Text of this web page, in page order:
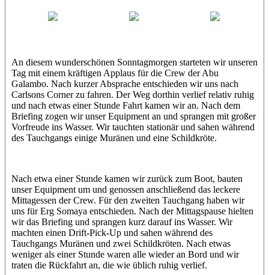
An diesem wunderschönen Sonntagmorgen starteten wir unseren
Tag mit einem kräftigen Applaus für die Crew der Abu
Galambo. Nach kurzer Absprache entschieden wir uns nach
Carlsons Corner zu fahren. Der Weg dorthin verlief relativ ruhig
und nach etwas einer Stunde Fahrt kamen wir an. Nach dem
Briefing zogen wir unser Equipment an und sprangen mit großer
Vorfreude ins Wasser. Wir tauchten stationär und sahen während
des Tauchgangs einige Muränen und eine Schildkröte.
Nach etwa einer Stunde kamen wir zurück zum Boot, bauten
unser Equipment um und genossen anschließend das leckere
Mittagessen der Crew. Für den zweiten Tauchgang haben wir
uns für Erg Somaya entschieden. Nach der Mittagspause hielten
wir das Briefing und sprangen kurz darauf ins Wasser. Wir
machten einen Drift-Pick-Up und sahen während des
Tauchgangs Muränen und zwei Schildkröten. Nach etwas
weniger als einer Stunde waren alle wieder an Bord und wir
traten die Rückfahrt an, die wie üblich ruhig verlief.